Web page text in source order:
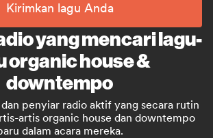
Kirimkan lagu Anda
yang mencari lagu-
organic house &
downtempo
penyiar radio aktif yang secara rutin
artis organic house dan downtempo
dalam acara mereka.